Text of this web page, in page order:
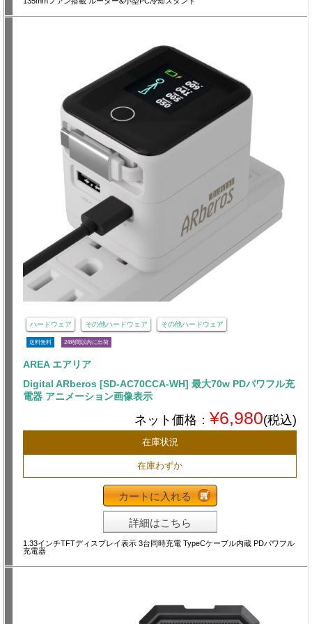
ハードウェア その他ハードウェア その他ハードウェア
送料無料 24時間以内に出荷
AREA エアリア
Digital ARberos [SD-AC70CCA-WH] 最大70w PDパワフル充
電器 アニメーション画像表示
ネット価格： ¥6,980(税込)
在庫状況
在庫わずか
カートに入れる
詳細はこちら
1.33インチTFTディスプレイ表示 3台同時充電 TypeCケーブル内蔵 PDパワフル
充電器